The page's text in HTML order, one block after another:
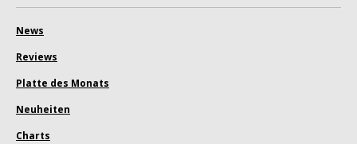
News
Reviews
Platte des Monats
Neuheiten
Charts